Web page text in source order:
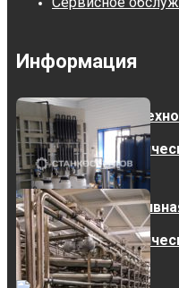
Информация
Новые